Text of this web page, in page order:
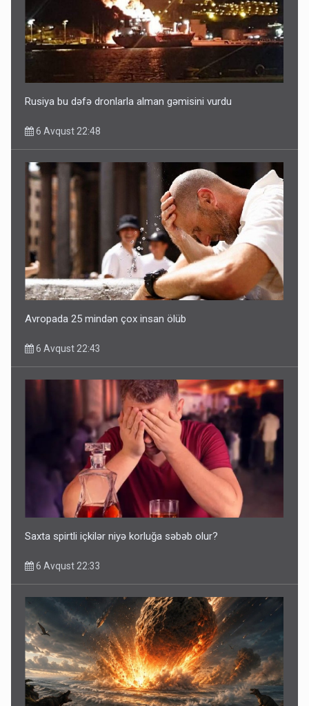
Rusiya bu dəfə dronlarla alman gəmisini vurdu
6 Avqust 22:48
Avropada 25 mindən çox insan ölüb
6 Avqust 22:43
Saxta spirtli içkilər niyə korluğa səbəb olur?
6 Avqust 22:33